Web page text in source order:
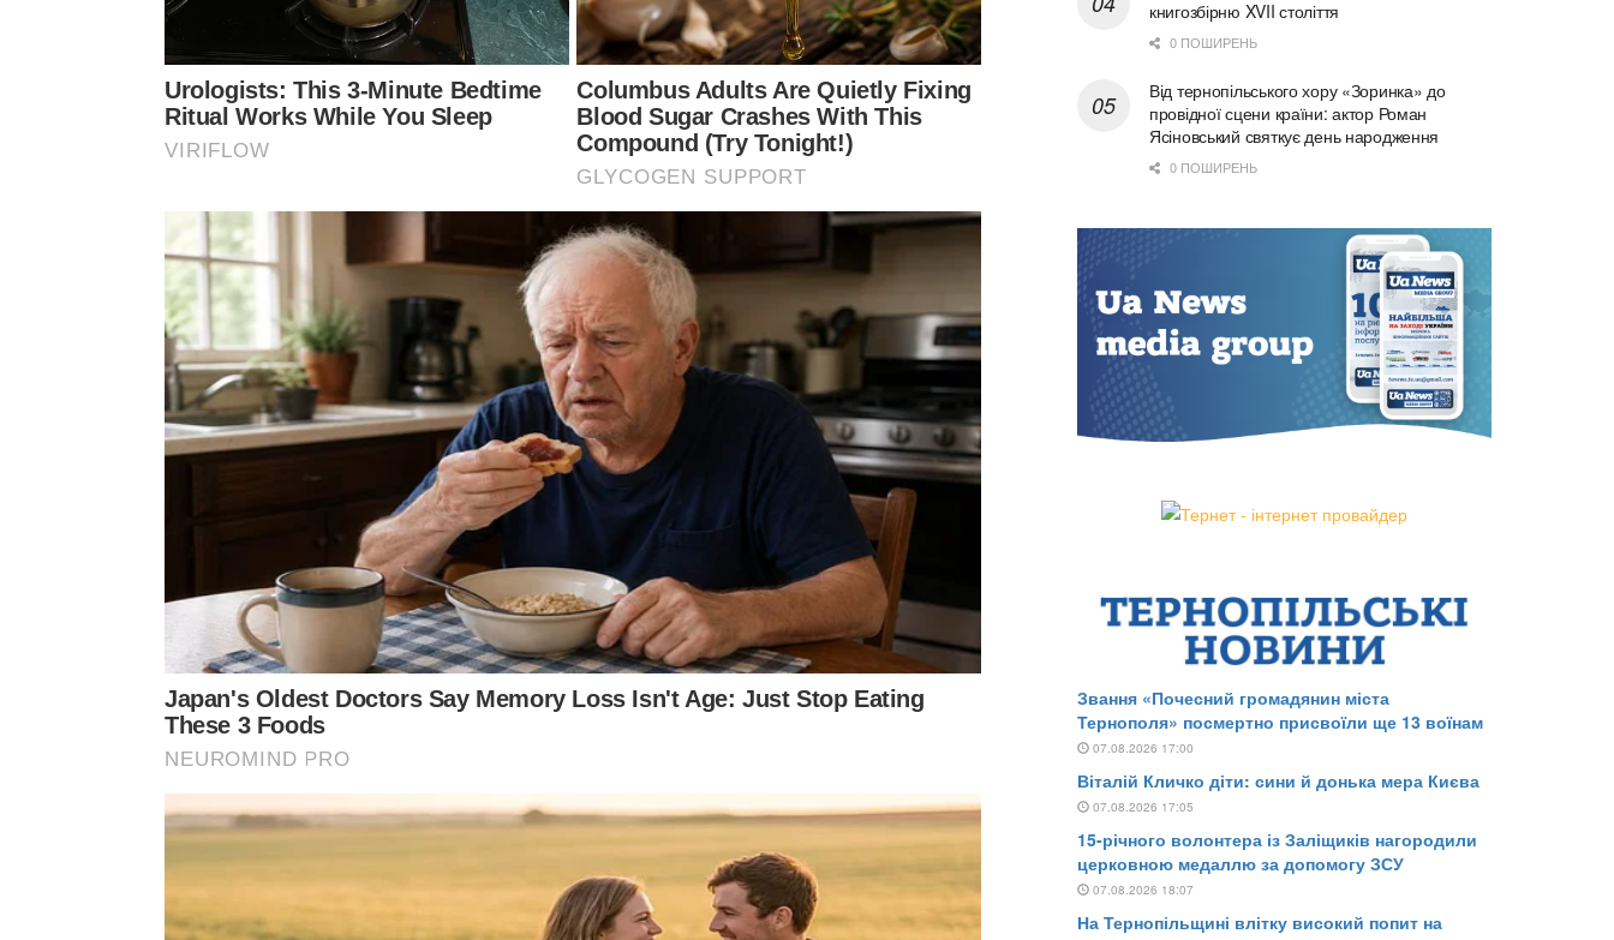
книгозбірню XVII століття
0 ПОШИРЕНЬ
Від тернопільського хору «Зоринка» до
провідної сцени країни: актор Роман
Ясіновський святкує день народження
0 ПОШИРЕНЬ